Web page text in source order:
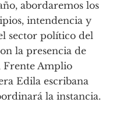
abordaremos los
intendencia y
sector político del
la presencia de
Frente Amplio
Edila escribana
la instancia.